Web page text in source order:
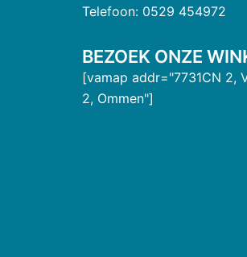
Telefoon: 0529 454972
BEZOEK ONZE
[vamap addr="7731CN 2,
2, Ommen"]